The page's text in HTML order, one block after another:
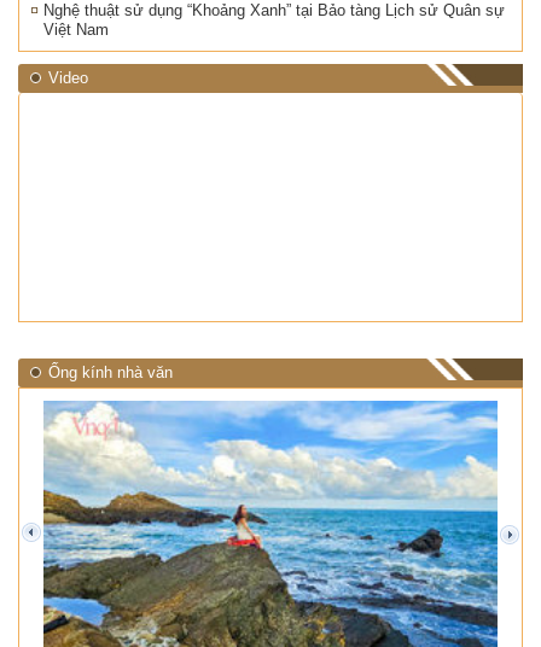
Nghệ thuật sử dụng “Khoảng Xanh” tại Bảo tàng Lịch sử Quân sự
Việt Nam
Video
Ống kính nhà văn
prev next